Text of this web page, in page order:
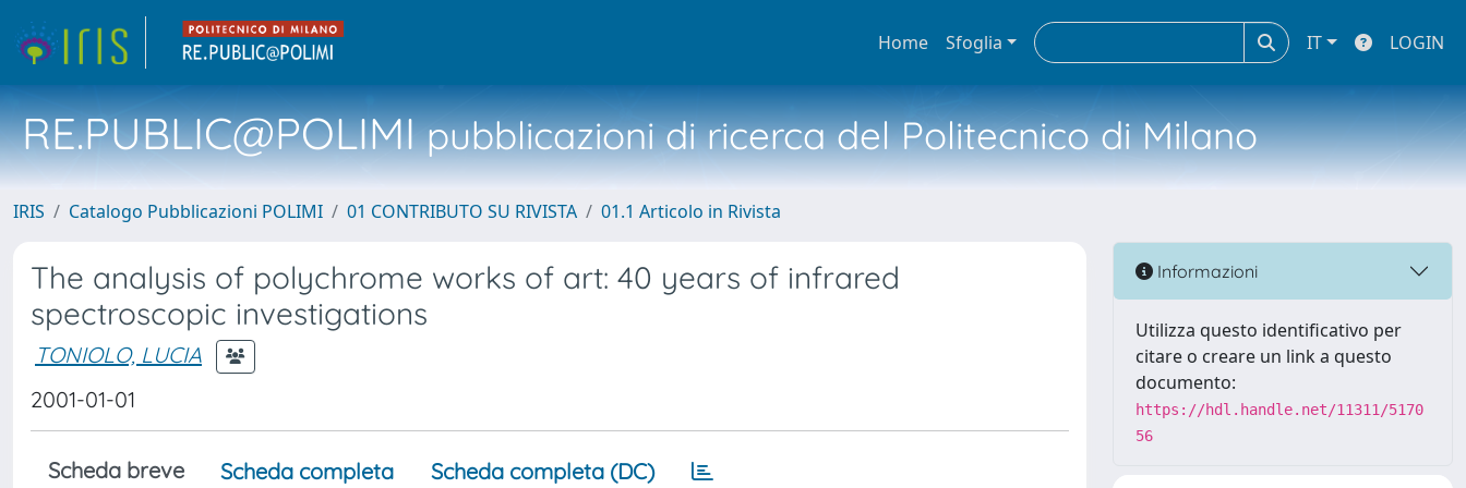
Home Sfoglia IT LOGIN
RE.PUBLIC@POLIMIpubblicazioni di ricerca del Politecnico di Milano
IRIS Catalogo Pubblicazioni POLIMI 01 CONTRIBUTO SU RIVISTA 01.1 Articolo in Rivista
The analysis of polychrome works of art: 40 years of infrared
spectroscopic investigations
TONIOLO, LUCIA
2001-01-01
Scheda breve Scheda completa Scheda completa (DC)
Informazioni
Utilizza questo identificativo per
citare o creare un link a questo
documento:
https://hdl.handle.net/11311/5170
56